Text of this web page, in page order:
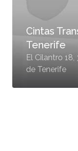
Cintas
Tenerife
El Cilantro
de Tenerife